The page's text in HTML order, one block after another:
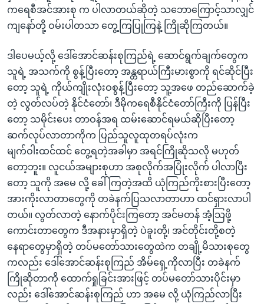
ကရေစီအင်အားစု က ပါလာတယ်ဆိုတဲ့ သဘောကြောင့်သာလျှင်
ကျနော်တို့ ဝမ်းပါတသာ တွေ့ကြပြုကြနဲ့ ကြိုဆိုကြတယ်။
ဒါပေမယ့်လို့ ဒေါ်အောင်ဆန်းစုကြည်ရဲ့ ဆောင်ရွက်ချက်တွေက
သူရဲ့ အသက်ကို စွန့်ပြီးတော့ အန္တရာယ်ကြီးမားစွာကို ရင်ဆိုင်ပြီး
တော့ သူရဲ့ ကိုယ်ကျိုးလုံးဝစွန့်ပြီးတော့ သူ့အဖေ တည်ဆောက်ခဲ့
တဲ့ လွတ်လပ်တဲ့ နိုင်ငံတော်၊ ဒီမိုကရေစီနိုင်ငံတော်ကြီးကို ပြန်ပြီး
တော့ သမိုင်းပေး တာဝန်အရ ထမ်းဆောင်ရမယ်ဆိုပြီးတော့
ဆက်လုပ်လာတာကိုက ပြည်သူလူထုတရပ်လုံးက
မျက်ဝါးထင်ထင် တွေ့ရတဲ့အခါမှာ အရင်ကြိုဆိုသလို မဟုတ်
တော့ဘူး။ လူငယ်အများစုဟာ အစုလိုက်အပြုံးလိုက် ပါလာပြီး
တော့ သူကို အမေ လို့ ခေါ်ကြတဲ့အထိ ယုံကြည်ကိုးစားပြီးတော့
အားကိုးလာတာတွေကို တခဲနက်ပြသလာတာဟာ ထင်ရှားလာပါ
တယ်။ လွတ်လာတဲ့ နောက်ပိုင်းကြတော့ အင်မတန် အံ့သြဖို့
ကောင်းတာတွေက ဒီအနားမှာရှိတဲ့ ပဲခူးတို့၊ အင်တိုင်းတို့စတဲ့
နေရာတွေမှာရှိတဲ့ တပ်မတော်သားတွေထဲက တချို့မိသားစုတွေ
ကလည်း ဒေါ်အောင်ဆန်းစုကြည် အိမ်ရှေ့ကိုလာပြီး တခဲနက်
ကြိုဆိုတာကို ထောက်ရှုခြင်းအားဖြင့် တပ်မတော်သားပိုင်းမှာ
လည်း ဒေါ်အောင်ဆန်းစုကြည် ဟာ အမေ လို့ ယုံကြည်လာပြီး